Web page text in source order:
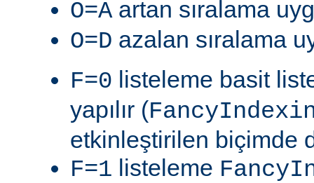
O=A artan sıralama
O=D azalan sıralama
F=0 listeleme basit
yapılır (
etkinleştirilen biçimde
F=1 listeleme